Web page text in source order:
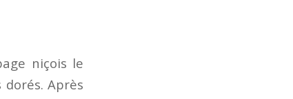
niçois le
Après